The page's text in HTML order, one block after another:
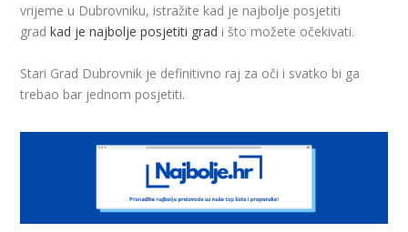
vrijeme u Dubrovniku, istražite kad je najbolje posjetiti
gradkad je najbolje posjetiti grad i što možete očekivati.
Stari Grad Dubrovnik je definitivno raj za oči i svatko bi ga
trebao bar jednom posjetiti.